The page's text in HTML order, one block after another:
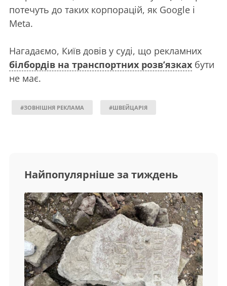
потечуть до таких корпорацій, як Google і
Meta.
Нагадаємо, Київ довів у суді, що рекламних
білбордів на транспортних розв’язках бути
не має.
#ЗОВНІШНЯ РЕКЛАМА #ШВЕЙЦАРІЯ
Найпопулярніше за тиждень